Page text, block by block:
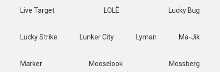
Live Target LOLË Lucky Bug
Lucky Strike Lunker City Lyman Ma-Jik
Marker Mooselook Mossberg